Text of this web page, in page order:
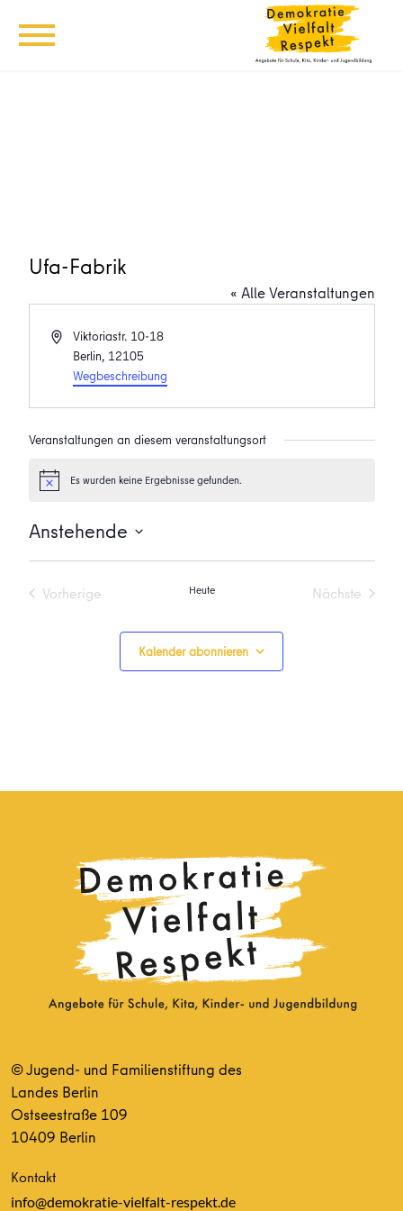
Ufa-Fabrik
« Alle Veranstaltungen
AdresseViktoriastr. 10-18
Berlin, 12105
Wegbeschreibung
Veranstaltungen an diesem veranstaltungsort
HinweisEs wurden keine Ergebnisse gefunden.
Anstehende
Datum
Vorherige
Heute
Nächste
Kalender abonnieren
© Jugend- und Familienstiftung des
Landes Berlin
Ostseestraße 109
10409 Berlin
Kontakt
info@demokratie-vielfalt-respekt.de